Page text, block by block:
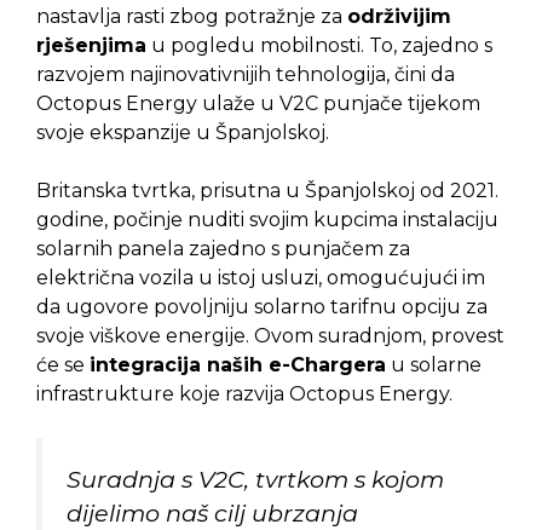
nastavlja rasti zbog potražnje za održivijim
rješenjima u pogledu mobilnosti. To, zajedno s
razvojem najinovativnijih tehnologija, čini da
Octopus Energy ulaže u V2C punjače tijekom
svoje ekspanzije u Španjolskoj.
Britanska tvrtka, prisutna u Španjolskoj od 2021.
godine, počinje nuditi svojim kupcima instalaciju
solarnih panela zajedno s punjačem za
električna vozila u istoj usluzi, omogućujući im
da ugovore povoljniju solarno tarifnu opciju za
svoje viškove energije. Ovom suradnjom, provest
će se integracija naših e-Chargera u solarne
infrastrukture koje razvija Octopus Energy.
Suradnja s V2C, tvrtkom s kojom
dijelimo naš cilj ubrzanja